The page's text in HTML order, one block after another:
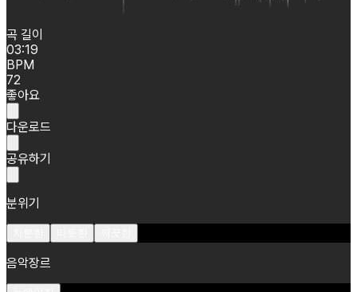
곡 길이
03:19
BPM
72
좋아요
다운로드
공유하기
분위기
음악장르